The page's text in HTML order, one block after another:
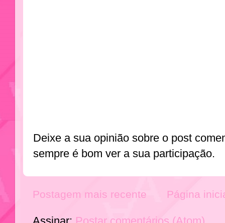
Deixe a sua opinião sobre o post
sempre é bom ver a sua participação.
Postagem mais recente Página